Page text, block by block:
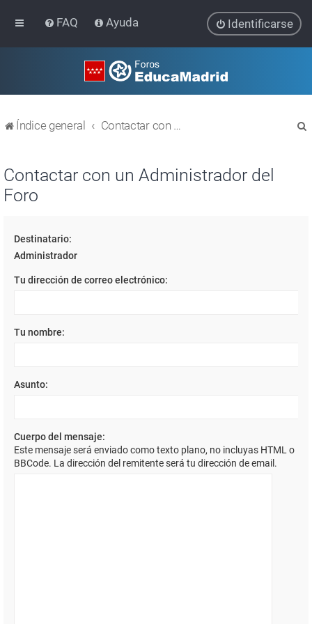
FAQ Ayuda Identificarse
Índice general Contactar con un Administrador del Foro
Contactar con un Administrador del
Foro
Destinatario:
Administrador
Tu dirección de correo electrónico:
Tu nombre:
Asunto:
Cuerpo del mensaje:
Este mensaje será enviado como texto plano, no incluyas HTML o
BBCode. La dirección del remitente será tu dirección de email.